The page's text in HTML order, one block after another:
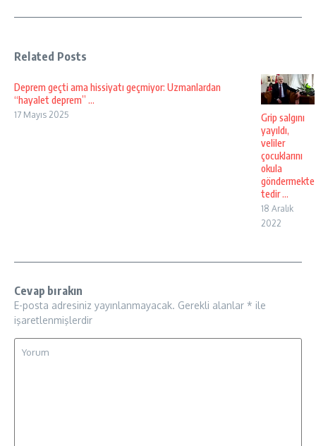
Related Posts
Deprem geçti ama hissiyatı geçmiyor: Uzmanlardan
“hayalet deprem” ...
17 Mayıs 2025
Grip salgını
yayıldı,
veliler
çocuklarını
okula
göndermekte
tedir ...
18 Aralık
2022
Cevap bırakın
E-posta adresiniz yayınlanmayacak. Gerekli alanlar * ile
işaretlenmişlerdir